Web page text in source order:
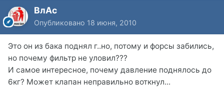
BлАс
Опубликовано 18 июня, 2010
Это он из бака поднял г..но, потому и форсы забились,
но почему фильтр не уловил???
И самое интересное, почему давление поднялось до
6кг? Может клапан неправильно воткнул...